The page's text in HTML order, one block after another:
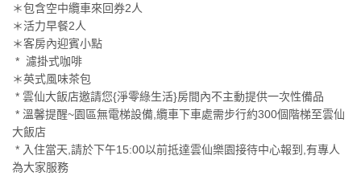
＊包含空中纜車來回券2人
＊活力早餐2人
＊客房內迎賓小點
* 濾掛式咖啡
＊英式風味茶包
* 雲仙大飯店邀請您{淨零綠生活}房間內不主動提供一次性備品
* 溫馨提醒~園區無電梯設備,纜車下車處需步行約300個階梯至雲仙
大飯店
* 入住當天,請於下午15:00以前抵達雲仙樂園接待中心報到,有專人
為大家服務